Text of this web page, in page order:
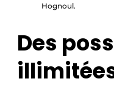
Hognoul.
Des